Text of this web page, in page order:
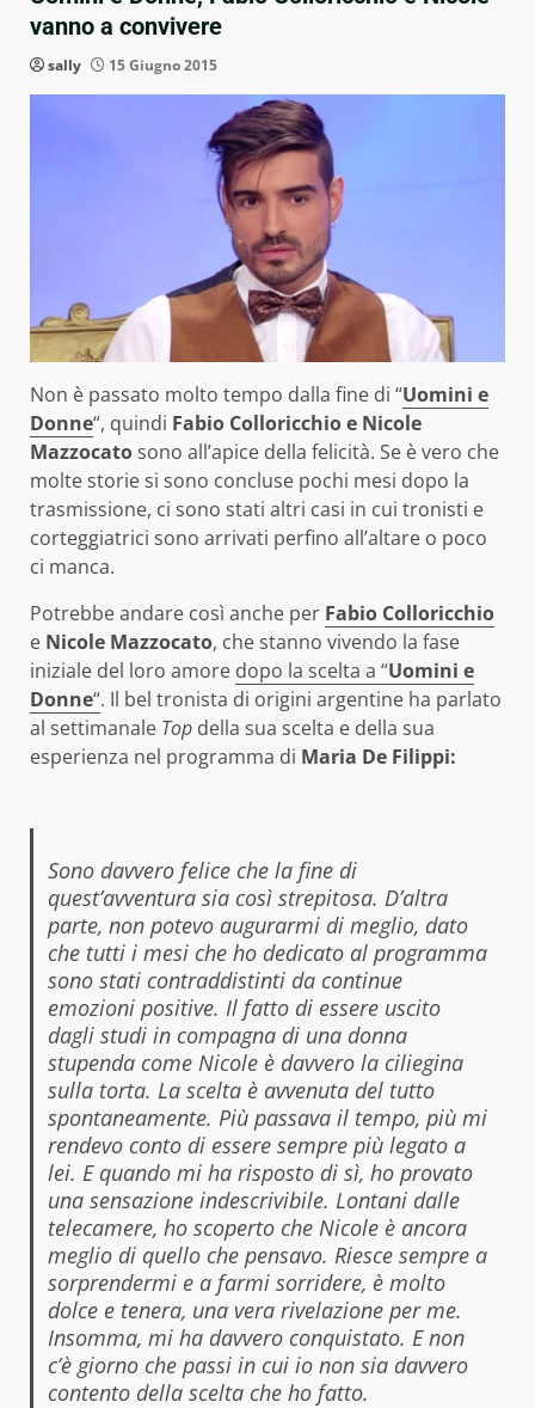
vanno a convivere
sally 15 Giugno 2015
Non è passato molto tempo dalla fine di “Uomini e
Donne“, quindi Fabio Colloricchio e Nicole
Mazzocatosono all’apice della felicità. Se è vero che
molte storie si sono concluse pochi mesi dopo la
trasmissione, ci sono stati altri casi in cui tronisti e
corteggiatrici sono arrivati perfino all’altare o poco
ci manca.
Potrebbe andare così anche per Fabio Colloricchio
e Nicole Mazzocato, che stanno vivendo la fase
iniziale del loro amore dopo la scelta a “Uomini e
Donne“. Il bel tronista di origini argentine ha parlato
al settimanale Top della sua scelta e della sua
esperienza nel programma di Maria De Filippi:
Sono davvero felice che la fine di
quest’avventura sia così strepitosa. D’altra
parte, non potevo augurarmi di meglio, dato
che tutti i mesi che ho dedicato al programma
sono stati contraddistinti da continue
emozioni positive. Il fatto di essere uscito
dagli studi in compagna di una donna
stupenda come Nicole è davvero la ciliegina
sulla torta. La scelta è avvenuta del tutto
spontaneamente. Più passava il tempo, più mi
rendevo conto di essere sempre più legato a
lei. E quando mi ha risposto di sì, ho provato
una sensazione indescrivibile. Lontani dalle
telecamere, ho scoperto che Nicole è ancora
meglio di quello che pensavo. Riesce sempre a
sorprendermi e a farmi sorridere, è molto
dolce e tenera, una vera rivelazione per me.
Insomma, mi ha davvero conquistato. E non
c’è giorno che passi in cui io non sia davvero
contento della scelta che ho fatto.